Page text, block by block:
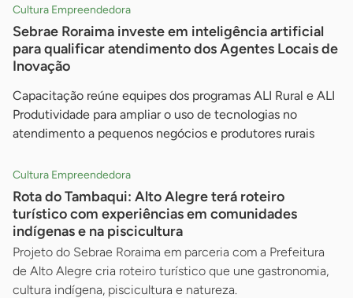
Cultura Empreendedora
Sebrae Roraima investe em inteligência artificial
para qualificar atendimento dos Agentes Locais de
Inovação
Capacitação reúne equipes dos programas ALI Rural e ALI
Produtividade para ampliar o uso de tecnologias no
atendimento a pequenos negócios e produtores rurais
Cultura Empreendedora
Rota do Tambaqui: Alto Alegre terá roteiro
turístico com experiências em comunidades
indígenas e na piscicultura
Projeto do Sebrae Roraima em parceria com a Prefeitura
de Alto Alegre cria roteiro turístico que une gastronomia,
cultura indígena, piscicultura e natureza.